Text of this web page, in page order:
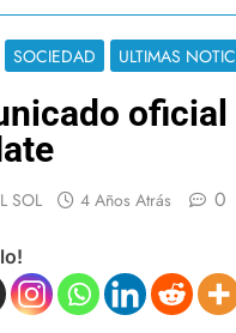
SOCIEDAD ULTIMAS
oficial
SOL 4 Años Atrás 0